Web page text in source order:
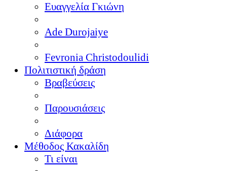
Ευαγγελία Γκιώνη
Ade Durojaiye
Fevronia Christodoulidi
Πολιτιστική δράση
Βραβεύσεις
Παρουσιάσεις
Διάφορα
Μέθοδος Κακαλίδη
Τι είναι